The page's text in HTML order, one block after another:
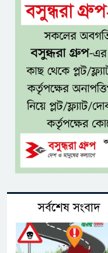
সর্বশেষ সংবাদ